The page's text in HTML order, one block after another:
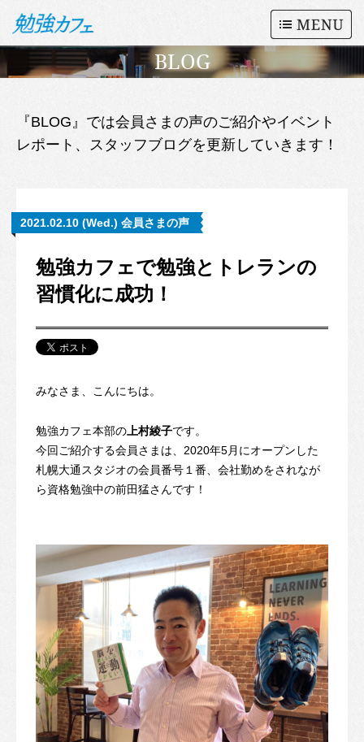
BLOG
『BLOG』では会員さまの声のご紹介やイベント
レポート、スタッフブログを更新していきます！
2021.02.10 (Wed.) 会員さまの声
勉強カフェで勉強とトレランの
習慣化に成功！
みなさま、こんにちは。
勉強カフェ本部の 上村綾子です。
今回ご紹介する会員さまは、2020年5月にオープンした
札幌大通スタジオの会員番号１番、会社勤めをされなが
ら資格勉強中の前田猛さんです！